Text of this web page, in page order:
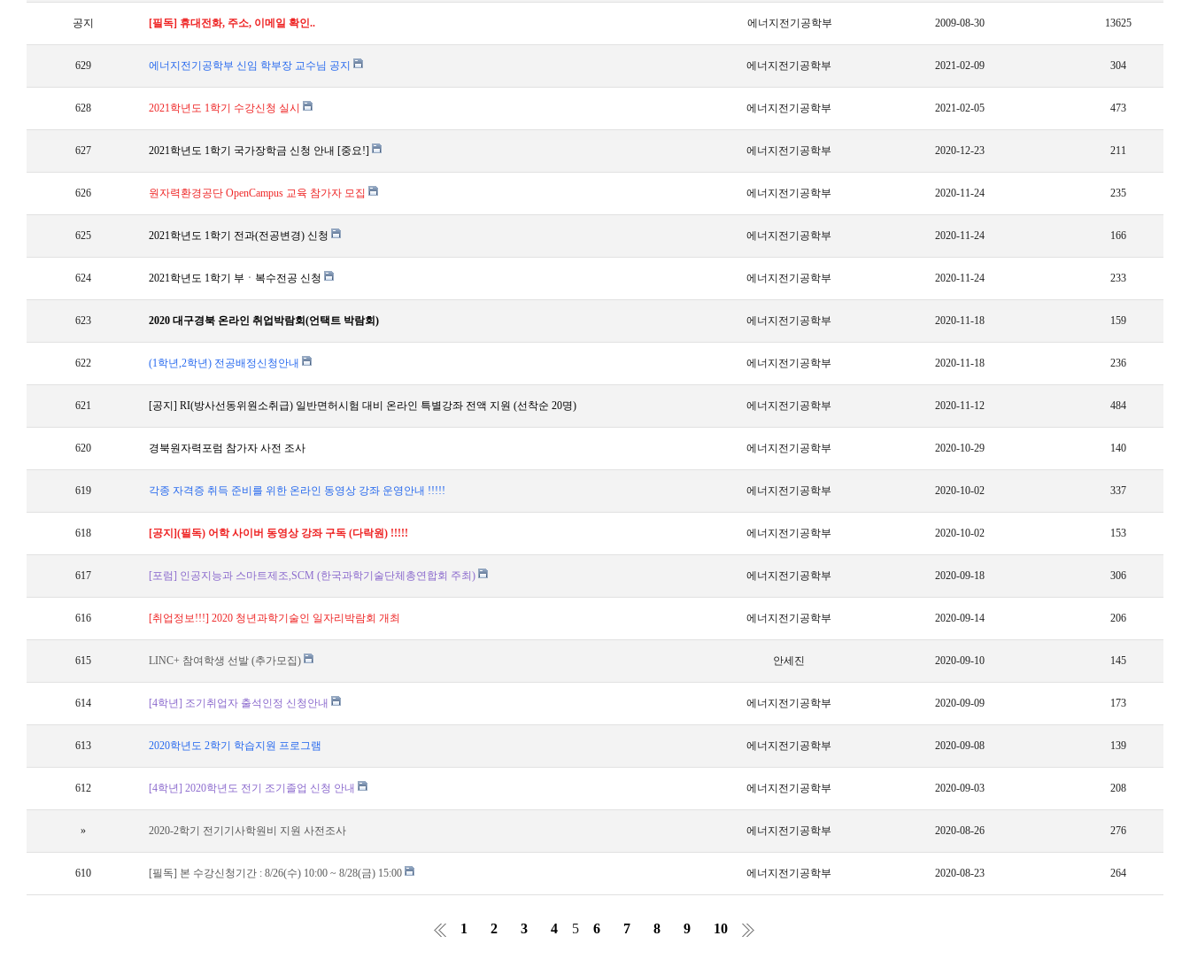
공지 [필독] 휴대전화, 주소, 이메일 확인.. 에너지전기공학부 2009-08-30 13625
629 에너지전기공학부 신임 학부장 교수님 공지 에너지전기공학부 2021-02-09 304
628 2021학년도 1학기 수강신청 실시 에너지전기공학부 2021-02-05 473
627 2021학년도 1학기 국가장학금 신청 안내 [중요!] 에너지전기공학부 2020-12-23 211
626 원자력환경공단 OpenCampus 교육 참가자 모집 에너지전기공학부 2020-11-24 235
625 2021학년도 1학기 전과(전공변경) 신청 에너지전기공학부 2020-11-24 166
624 2021학년도 1학기 부ㆍ복수전공 신청 에너지전기공학부 2020-11-24 233
623 2020 대구경북 온라인 취업박람회(언택트 박람회) 에너지전기공학부 2020-11-18 159
622 (1학년,2학년) 전공배정신청안내 에너지전기공학부 2020-11-18 236
621 [공지] RI(방사선동위원소취급) 일반면허시험 대비 온라인 특별강좌 전액 지원 (선착순 20명) 에너지전기공학부 2020-11-12 484
620 경북원자력포럼 참가자 사전 조사 에너지전기공학부 2020-10-29 140
619 각종 자격증 취득 준비를 위한 온라인 동영상 강좌 운영안내 !!!!! 에너지전기공학부 2020-10-02 337
618 [공지](필독) 어학 사이버 동영상 강좌 구독 (다락원) !!!!! 에너지전기공학부 2020-10-02 153
617 [포럼] 인공지능과 스마트제조,SCM (한국과학기술단체총연합회 주최) 에너지전기공학부 2020-09-18 306
616 [취업정보!!!] 2020 청년과학기술인 일자리박람회 개최 에너지전기공학부 2020-09-14 206
615 LINC+ 참여학생 선발 (추가모집) 안세진 2020-09-10 145
614 [4학년] 조기취업자 출석인정 신청안내 에너지전기공학부 2020-09-09 173
613 2020학년도 2학기 학습지원 프로그램 에너지전기공학부 2020-09-08 139
612 [4학년] 2020학년도 전기 조기졸업 신청 안내 에너지전기공학부 2020-09-03 208
» 2020-2학기 전기기사학원비 지원 사전조사 에너지전기공학부 2020-08-26 276
610 [필독] 본 수강신청기간 : 8/26(수) 10:00 ~ 8/28(금) 15:00 에너지전기공학부 2020-08-23 264
1 2 3 4 5 6 7 8 9 10